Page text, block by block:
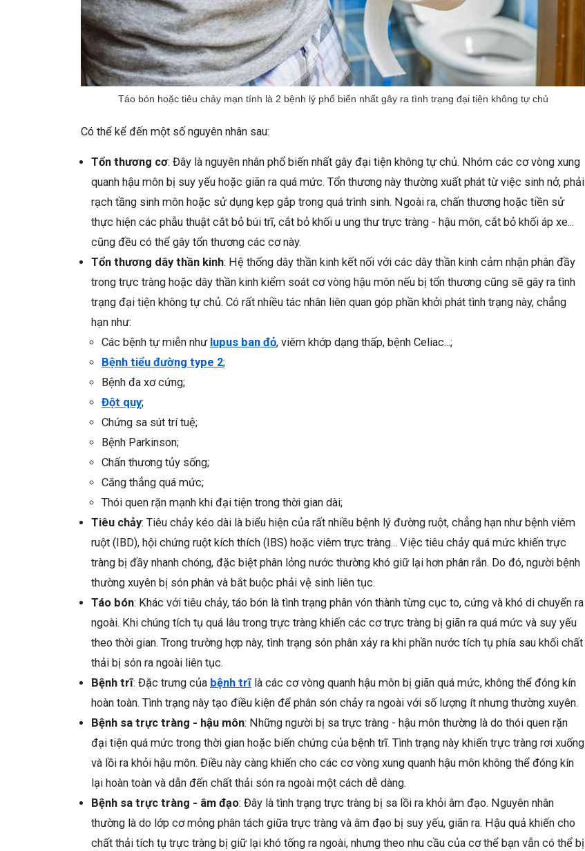
Táo bón hoặc tiêu chảy mạn tính là 2 bệnh lý phổ biến nhất gây ra tình trạng đại tiện không tự chủ
Có thể kể đến một số nguyên nhân sau:
Tổn thương cơ: Đây là nguyên nhân phổ biến nhất gây đại tiện không tự chủ. Nhóm các cơ vòng xung
quanh hậu môn bị suy yếu hoặc giãn ra quá mức. Tổn thương này thường xuất phát từ việc sinh nở, phải
rạch tầng sinh môn hoặc sử dụng kẹp gắp trong quá trình sinh. Ngoài ra, chấn thương hoặc tiền sử
thực hiện các phẫu thuật cắt bỏ búi trĩ, cắt bỏ khối u ung thư trực tràng - hậu môn, cắt bỏ khối áp xe...
cũng đều có thể gây tổn thương các cơ này.
Tổn thương dây thần kinh: Hệ thống dây thần kinh kết nối với các dây thần kinh cảm nhận phân đầy
trong trực tràng hoặc dây thần kinh kiểm soát cơ vòng hậu môn nếu bị tổn thương cũng sẽ gây ra tình
trạng đại tiện không tự chủ. Có rất nhiều tác nhân liên quan góp phần khởi phát tình trạng này, chẳng
hạn như:
Các bệnh tự miễn như lupus ban đỏ, viêm khớp dạng thấp, bệnh Celiac...;
Bệnh tiểu đường type 2;
Bệnh đa xơ cứng;
Đột quỵ;
Chứng sa sút trí tuệ;
Bệnh Parkinson;
Chấn thương tủy sống;
Căng thẳng quá mức;
Thói quen rặn mạnh khi đại tiện trong thời gian dài;
Tiêu chảy: Tiêu chảy kéo dài là biểu hiện của rất nhiều bệnh lý đường ruột, chẳng hạn như bệnh viêm
ruột (IBD), hội chứng ruột kích thích (IBS) hoặc viêm trực tràng... Việc tiêu chảy quá mức khiến trực
tràng bị đầy nhanh chóng, đặc biệt phân lỏng nước thường khó giữ lại hơn phân rắn. Do đó, người bệnh
thường xuyên bị són phân và bắt buộc phải vệ sinh liên tục.
Táo bón: Khác với tiêu chảy, táo bón là tình trạng phân vón thành từng cục to, cứng và khó di chuyển ra
ngoài. Khi chúng tích tụ quá lâu trong trực tràng khiến các cơ trực tràng bị giãn ra quá mức và suy yếu
theo thời gian. Trong trường hợp này, tình trạng són phân xảy ra khi phần nước tích tụ phía sau khối chất
thải bị són ra ngoài liên tục.
Bệnh trĩ: Đặc trưng của bệnh trĩlà các cơ vòng quanh hậu môn bị giãn quá mức, không thể đóng kín
hoàn toàn. Tình trạng này tạo điều kiện để phân són chảy ra ngoài với số lượng ít nhưng thường xuyên.
Bệnh sa trực tràng - hậu môn: Những người bị sa trực tràng - hậu môn thường là do thói quen rặn
đại tiện quá mức trong thời gian hoặc biến chứng của bệnh trĩ. Tình trạng này khiến trực tràng rơi xuống
và lồi ra khỏi hậu môn. Điều này càng khiến cho các cơ vòng xung quanh hậu môn không thể đóng kín
lại hoàn toàn và dẫn đến chất thải són ra ngoài một cách dễ dàng.
Bệnh sa trực tràng - âm đạo: Đây là tình trạng trực tràng bị sa lồi ra khỏi âm đạo. Nguyên nhân
thường là do lớp cơ mỏng phân tách giữa trực tràng và âm đạo bị suy yếu, giãn ra. Hậu quả khiến cho
chất thải tích tụ trực tràng bị giữ lại khó tống ra ngoài, nhưng theo nhu cầu của cơ thể bạn vẫn có thể bị